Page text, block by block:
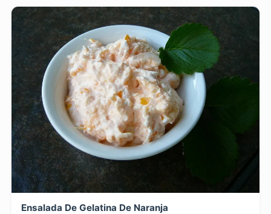
Ensalada De Gelatina De Naranja